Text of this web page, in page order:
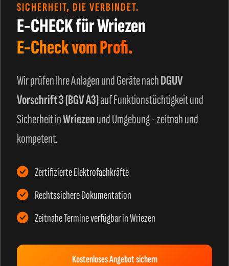
SICHERHEIT, DIE VERBINDET.
E-CHECK für Wriezen
E-Check vom Profi.
Wir prüfen Ihre Anlagen und Geräte nachDGUV
Vorschrift 3 (BGV A3)auf Funktionstüchtigkeit und
Sicherheit inWriezenund Umgebung - zeitnah und
kompetent.
Zertifizierte Elektrofachkräfte
Rechtssichere Dokumentation
Zeitnahe Termine verfügbar in Wriezen
Kostenloses Angebot sichern